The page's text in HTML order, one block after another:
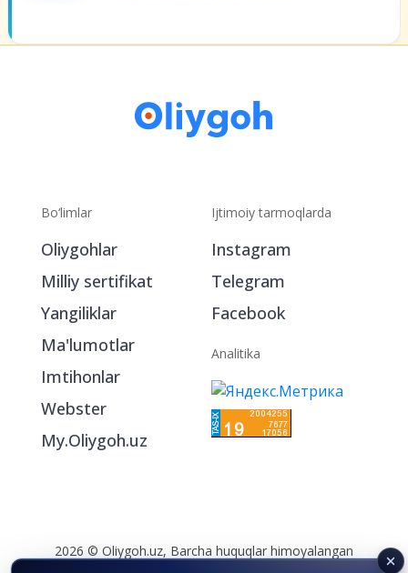
Bo‘limlar
Oliygohlar
Milliy sertifikat
Yangiliklar
Ma'lumotlar
Imtihonlar
Webster
My.Oliygoh.uz
Ijtimoiy tarmoqlarda
Instagram
Telegram
Facebook
Analitika
2026 © Oliygoh.uz, Barcha huquqlar himoyalangan